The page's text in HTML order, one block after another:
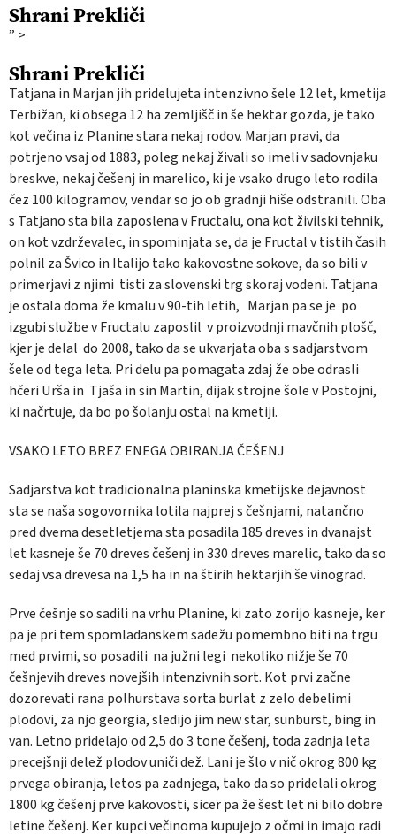
ShraniPrekliči
” >
ShraniPrekliči
Tatjana in Marjan jih pridelujeta intenzivno šele 12 let, kmetija
Terbižan, ki obsega 12 ha zemljišč in še hektar gozda, je tako
kot večina iz Planine stara nekaj rodov. Marjan pravi, da
potrjeno vsaj od 1883, poleg nekaj živali so imeli v sadovnjaku
breskve, nekaj češenj in marelico, ki je vsako drugo leto rodila
čez 100 kilogramov, vendar so jo ob gradnji hiše odstranili. Oba
s Tatjano sta bila zaposlena v Fructalu, ona kot živilski tehnik,
on kot vzdrževalec, in spominjata se, da je Fructal v tistih časih
polnil za Švico in Italijo tako kakovostne sokove, da so bili v
primerjavi z njimi tisti za slovenski trg skoraj vodeni. Tatjana
je ostala doma že kmalu v 90-tih letih, Marjan pa se je po
izgubi službe v Fructalu zaposlil v proizvodnji mavčnih plošč,
kjer je delal do 2008, tako da se ukvarjata oba s sadjarstvom
šele od tega leta. Pri delu pa pomagata zdaj že obe odrasli
hčeri Urša in Tjaša in sin Martin, dijak strojne šole v Postojni,
ki načrtuje, da bo po šolanju ostal na kmetiji.
VSAKO LETO BREZ ENEGA OBIRANJA ČEŠENJ
Sadjarstva kot tradicionalna planinska kmetijske dejavnost
sta se naša sogovornika lotila najprej s češnjami, natančno
pred dvema desetletjema sta posadila 185 dreves in dvanajst
let kasneje še 70 dreves češenj in 330 dreves marelic, tako da so
sedaj vsa drevesa na 1,5 ha in na štirih hektarjih še vinograd.
Prve češnje so sadili na vrhu Planine, ki zato zorijo kasneje, ker
pa je pri tem spomladanskem sadežu pomembno biti na trgu
med prvimi, so posadili na južni legi nekoliko nižje še 70
češnjevih dreves novejših intenzivnih sort. Kot prvi začne
dozorevati rana polhurstava sorta burlat z zelo debelimi
plodovi, za njo georgia, sledijo jim new star, sunburst, bing in
van. Letno pridelajo od 2,5 do 3 tone češenj, toda zadnja leta
precejšnji delež plodov uniči dež. Lani je šlo v nič okrog 800 kg
prvega obiranja, letos pa zadnjega, tako da so pridelali okrog
1800 kg češenj prve kakovosti, sicer pa že šest let ni bilo dobre
letine češenj. Ker kupci večinoma kupujejo z očmi in imajo radi